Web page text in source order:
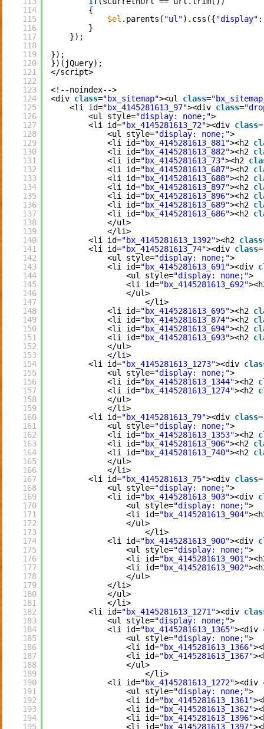
114
115
116
117
118
119
120
121
122
123
124
125
126
127
128
129
130
131
132
133
134
135
136
137
138
139
140
141
142
143
144
145
146
147
148
149
150
151
152
153
154
155
156
157
158
159
160
161
162
163
164
165
166
167
168
169
170
171
172
173
174
175
176
177
178
179
180
181
182
183
184
185
186
187
188
189
190
191
192
193
194
195
{
$el .parents( "ul").css({"display" :
}
});
});
})(jQuery);
</script>
<!--noindex-->
<div class="bx_sitemap"><ul class=
<li id="bx_4145281613_97"><div class=
<ul style="display: none;">
<li id="bx_4145281613_72"><div class=
<ul style="display: none;">
<li id="bx_4145281613_881"><h2
<li id="bx_4145281613_882"><h2
<li id="bx_4145281613_73"><h2
<li id="bx_4145281613_687"><h2
<li id="bx_4145281613_688"><h2
<li id="bx_4145281613_897"><h2
<li id="bx_4145281613_896"><h2
<li id="bx_4145281613_689"><h2
<li id="bx_4145281613_686"><h2
</ul>
</li>
<li id="bx_4145281613_1392"><h2 class
<li id="bx_4145281613_74"><div class=
<ul style="display: none;">
<li id="bx_4145281613_691"><div
<ul style="display: none;">
<li id="bx_4145281613_692"
</ul>
</li>
<li id="bx_4145281613_695"><h2
<li id="bx_4145281613_874"><h2
<li id="bx_4145281613_694"><h2
<li id="bx_4145281613_693"><h2
</ul>
</li>
<li id="bx_4145281613_1273"><div
<ul style="display: none;">
<li id="bx_4145281613_1344"><h2
<li id="bx_4145281613_1274"><h2
</ul>
</li>
<li id="bx_4145281613_79"><div class=
<ul style="display: none;">
<li id="bx_4145281613_1353"><h2
<li id="bx_4145281613_906"><h2
<li id="bx_4145281613_740"><h2
</ul>
</li>
<li id="bx_4145281613_75"><div class=
<ul style="display: none;">
<li id="bx_4145281613_903"><div
<ul style="display: none;">
<li id="bx_4145281613_904"
</ul>
</li>
<li id="bx_4145281613_900"><div
<ul style="display: none;">
<li id="bx_4145281613_901"
<li id="bx_4145281613_902"
</ul>
</li>
</ul>
</li>
<li id="bx_4145281613_1271"><div
<ul style="display: none;">
<li id="bx_4145281613_1365"><div
<ul style="display: none;">
<li id="bx_4145281613_1366"
<li id="bx_4145281613_1367"
</ul>
</li>
<li id="bx_4145281613_1272"><div
<ul style="display: none;">
<li id="bx_4145281613_1361"
<li id="bx_4145281613_1362"
<li id="bx_4145281613_1396"
<li id="bx_4145281613_1397"